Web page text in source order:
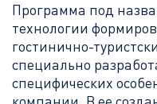
Программа под
технологии
гостинично-
специально
специфических